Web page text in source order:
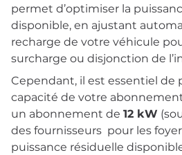
permet d’optimiser la
disponible, en ajustant
recharge de votre véhicule
surcharge ou disjonction de
Cependant, il est essentiel de
capacité de votre
un abonnement de 12 kW
des fournisseurs pour les
puissance résiduelle